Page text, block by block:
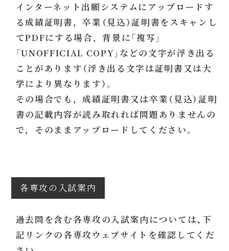
インターネット出願システムにアップロードす
る成績証明書，卒業（見込）証明書をスキャンし
てPDFにする場合，背景に「複写」
「UNOFFICIAL COPY」などの文字が浮き出る
ことがあります（浮き出る文字は証明書又は大
学により異なります）。
その場合でも，成績証明書又は卒業（見込）証明
書の記載内容が読み取れれば問題ありませんの
で，そのままアップロードしてください。
各専攻の入試案内
過去問を含む各専攻の入試案内については、下
記リンクの各専攻ウェブサイトを確認してくだ